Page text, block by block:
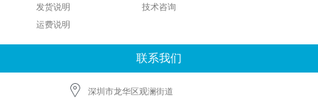
发货说明
运费说明
技术咨询
联系我们
深圳市龙华区观澜街道